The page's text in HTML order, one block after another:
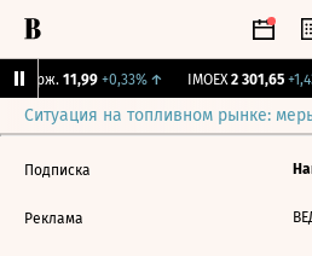
Бирж. 11,99 +0,33%↑ IMOEX 2 301,65
Ситуация на топливном рынке:
Подписка
Реклама